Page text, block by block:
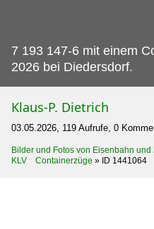
7 193 147-6 mit einem
2026 bei Diedersdorf.
Klaus-P. Dietrich
03.05.2026, 119 Aufrufe, 0
Bilder und Fotos von Eisenbahn und
KLV Containerzüge » ID 1441064